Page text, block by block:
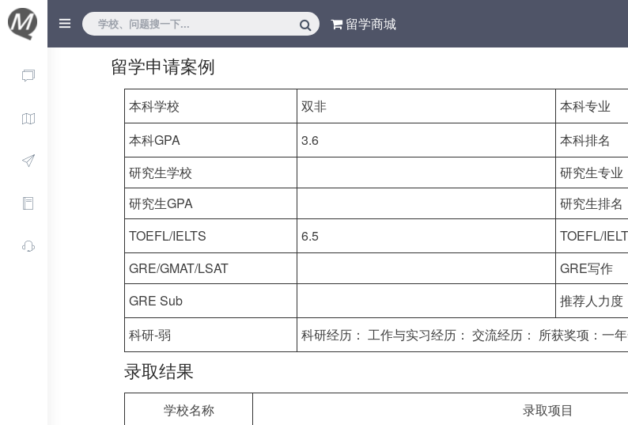
留学商城
留学申请案例
本科学校 双非 本科专业
本科GPA
3.6 本科排名
研究生学校
研究生专业
研究生GPA
研究生排名
TOEFL/IELTS
6.5 TOEFL/
GRE/GMAT/LSAT
GRE写作
GRE Sub
推荐人力度
科研-弱
科研经历： 工作与实习经历： 交流经历： 所获奖项：一
录取结果
学校名称 录取项目